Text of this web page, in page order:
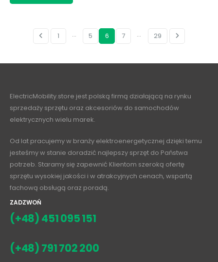
1 … 5 6 7 … 29
ElectricMobility.store jest polską firmą działającą na rynku
sprzedaży sprzętu oraz akcesoriów do samochodów
elektrycznych wielu marek.
Od lat pracujemy w branży elektroenergetycznej dzięki temu
jesteśmy w stanie doradzić najlepszy sprzęt do Państwa
potrzeb. Staramy się zapewnić Klientom szeroką ofertę
sprzętu wysokiej jakości i w atrakcyjnych cenach, wspartą
fachową obsługą oraz poradą.
ZADZWOŃ
(+48) 451 095 151
(+48) 791 702 200